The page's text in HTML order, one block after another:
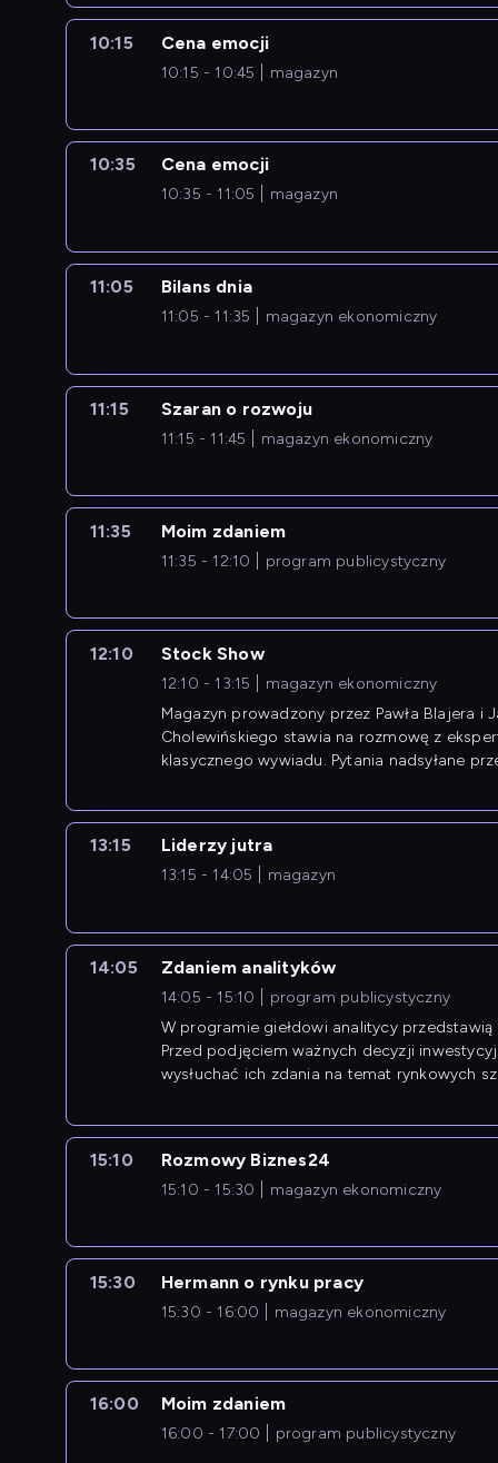
10:15 Cena emocji
10:15 - 10:45 magazyn
10:35 Cena emocji
10:35 - 11:05 magazyn
11:05 Bilans dnia
11:05 - 11:35 magazyn ekonomiczny
11:15 Szaran o rozwoju
11:15 - 11:45 magazyn ekonomiczny
11:35 Moim zdaniem
11:35 - 12:10 program publicystyczny
12:10 Stock Show
12:10 - 13:15
magazyn ekonomiczny
Magazyn prowadzony przez Pawła Blajera i
Cholewińskiego stawia na rozmowę z
klasycznego wywiadu. Pytania nadsyłane
13:15 Liderzy jutra
13:15 - 14:05 magazyn
14:05 Zdaniem analityków
14:05 - 15:10
program publicystyczny
W programie giełdowi analitycy
Przed podjęciem ważnych decyzji
wysłuchać ich zdania na temat rynkowych
15:10 Rozmowy Biznes24
15:10 - 15:30 magazyn ekonomiczny
15:30 Hermann o rynku pracy
15:30 - 16:00 magazyn ekonomiczny
16:00 Moim zdaniem
16:00 - 17:00 program publicystyczny